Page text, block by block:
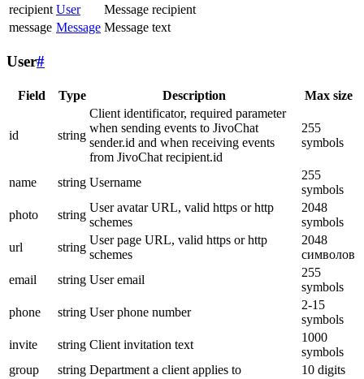
recipient User
Message recipient
message Message Message text
User#
Field Type Description Max size
id string
Client identificator, required parameter
when sending events to JivoChat
sender.id and when receiving events
from JivoChat recipient.id
255
symbols
name string Username
255
symbols
photo
string
User avatar URL, valid https or http
schemes
2048
symbols
url
string
User page URL, valid https or http
schemes
2048
символов
email
string User email
255
symbols
phone
string User phone number
2-15
symbols
invite
string Client invitation text
1000
symbols
group
string Department a client applies to
10 digits